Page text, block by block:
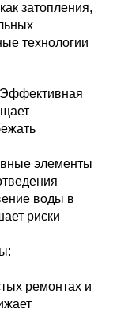
затопления,
технологии
Эффективная
элементы
воды в
риски
ремонтах и